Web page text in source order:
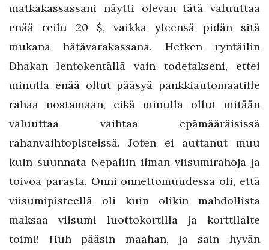
matkakassassani näytti olevan tätä valuuttaa
enää reilu 20 $, vaikka yleensä pidän sitä
mukana hätävarakassana. Hetken ryntäilin
Dhakan lentokentällä vain todetakseni, ettei
minulla enää ollut pääsyä pankkiautomaatille
rahaa nostamaan, eikä minulla ollut mitään
valuuttaa vaihtaa epämääräisissä
rahanvaihtopisteissä. Joten ei auttanut muu
kuin suunnata Nepaliin ilman viisumirahoja ja
toivoa parasta. Onni onnettomuudessa oli, että
viisumipisteellä oli kuin olikin mahdollista
maksaa viisumi luottokortilla ja korttilaite
toimi! Huh pääsin maahan, ja sain hyvän